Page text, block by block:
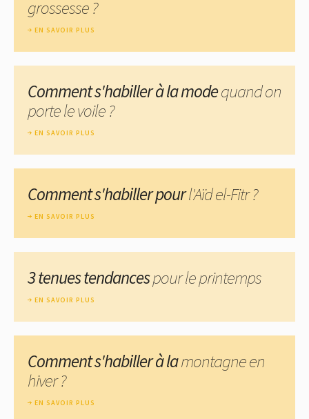
grossesse ?
EN SAVOIR PLUS
Comment s'habiller à la modequand on
porte le voile ?
EN SAVOIR PLUS
Comment s'habiller pourl'Aïd el-Fitr ?
EN SAVOIR PLUS
3 tenues tendancespour le printemps
EN SAVOIR PLUS
Comment s'habiller à lamontagne en
hiver ?
EN SAVOIR PLUS